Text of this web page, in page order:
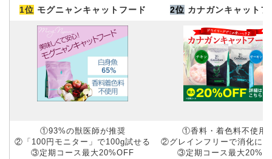
1位 モグニャンキャットフード 2位 カナガンキャットフ
①93%の獣医師が推奨
②「100円モニター」で100g試せる
③定期コース最大20%OFF
①香料・着色料不使用
②グレインフリーで消化に
③定期コース最大